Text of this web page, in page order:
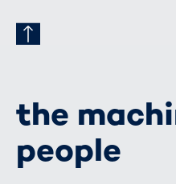
the
people